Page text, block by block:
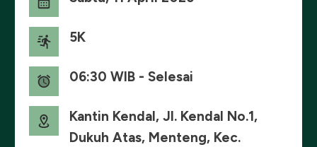
5K
06:30 WIB - Selesai
Kantin Kendal, Jl. Kendal No.1,
Dukuh Atas, Menteng, Kec.